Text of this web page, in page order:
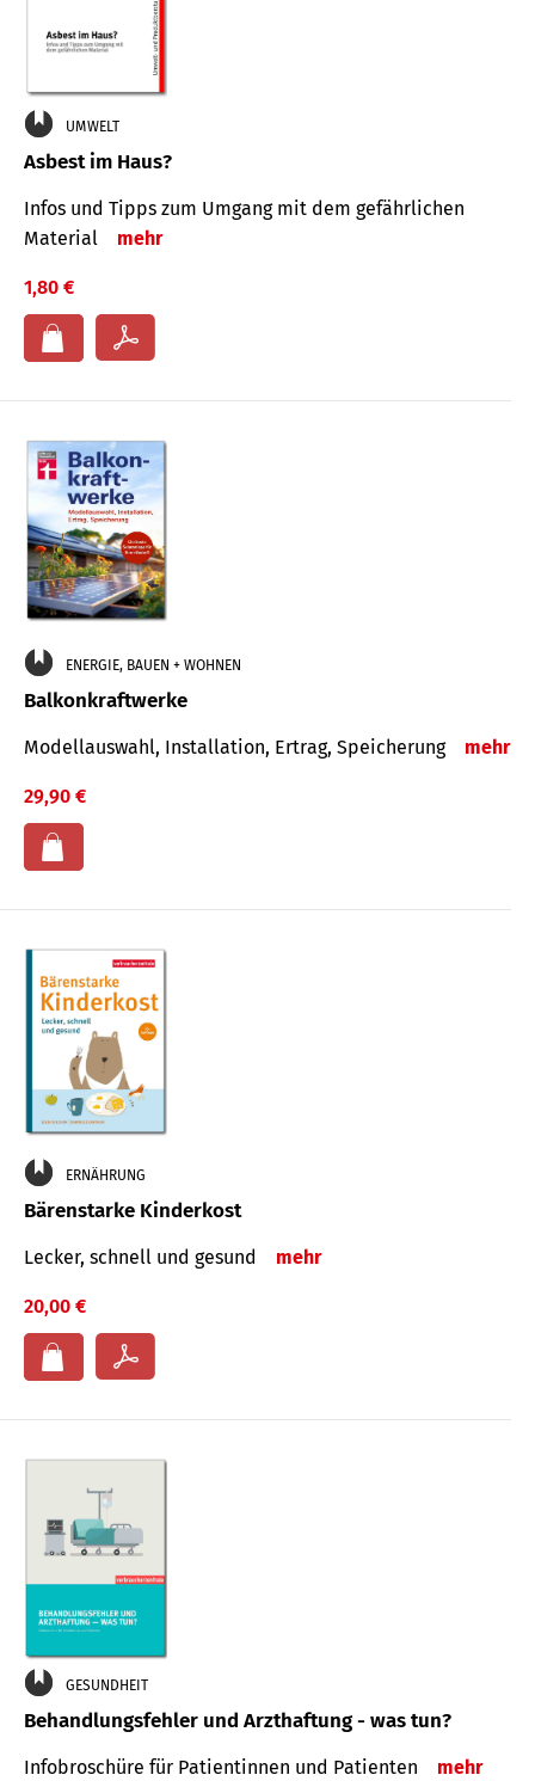
UMWELT
Asbest im Haus?
Infos und Tipps zum Um­gang mit dem ge­fähr­lichen
Mate­rial
mehr
1,80 €
ENERGIE, BAUEN + WOHNEN
Balkonkraftwerke
Modellauswahl, Installation, Ertrag, Speicherung mehr
29,90 €
ERNÄHRUNG
Bärenstarke Kinderkost
Lecker, schnell und gesund mehr
20,00 €
GESUNDHEIT
Behandlungsfehler und Arzthaftung - was tun?
Infobroschüre für Patientinnen und Patienten mehr